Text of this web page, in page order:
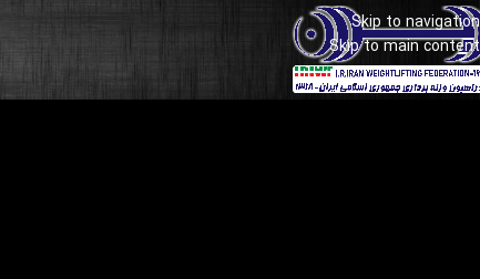
Skip to navigation
Skip to main content